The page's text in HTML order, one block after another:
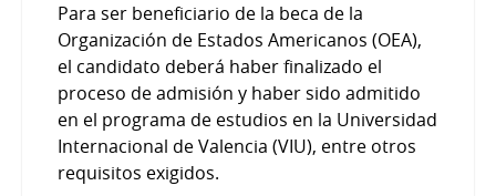
Para ser beneficiario de la beca de la
Organización de Estados Americanos (OEA),
el candidato deberá haber finalizado el
proceso de admisión y haber sido admitido
en el programa de estudios en la Universidad
Internacional de Valencia (VIU), entre otros
requisitos exigidos.